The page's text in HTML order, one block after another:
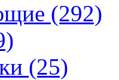
(292)
(25)